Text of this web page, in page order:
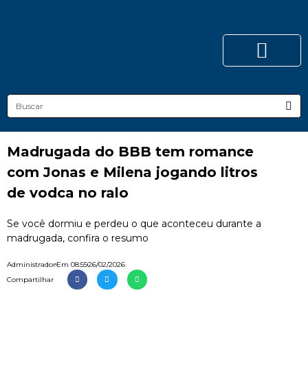
Madrugada do BBB tem romance
com Jonas e Milena jogando litros
de vodca no ralo
Se você dormiu e perdeu o que aconteceu durante a
madrugada, confira o resumo
AdministradorEm 08:5526/02/2026
Compartilhar